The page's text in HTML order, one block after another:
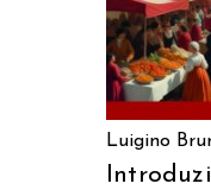
Luigino